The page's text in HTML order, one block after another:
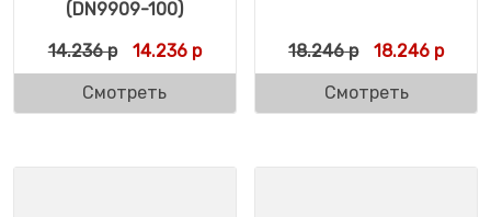
(DN9909-100)
14.236р Первоначальная цена составляла 14.236
14.236рТекущая цена: 14.236 р.
Смотреть
18.246р 18.246 р
Смотреть